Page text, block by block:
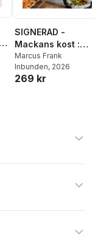
SIGNERAD -
Mackans kost :
Middagar och
matlådor
Marcus Frank
Inbunden, 2026
269 kr